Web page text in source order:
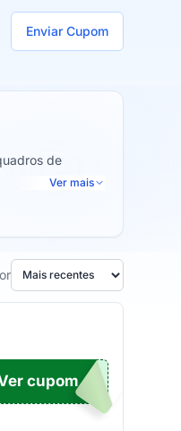
Enviar Cupom
de
Ver mais
TICO
cupom